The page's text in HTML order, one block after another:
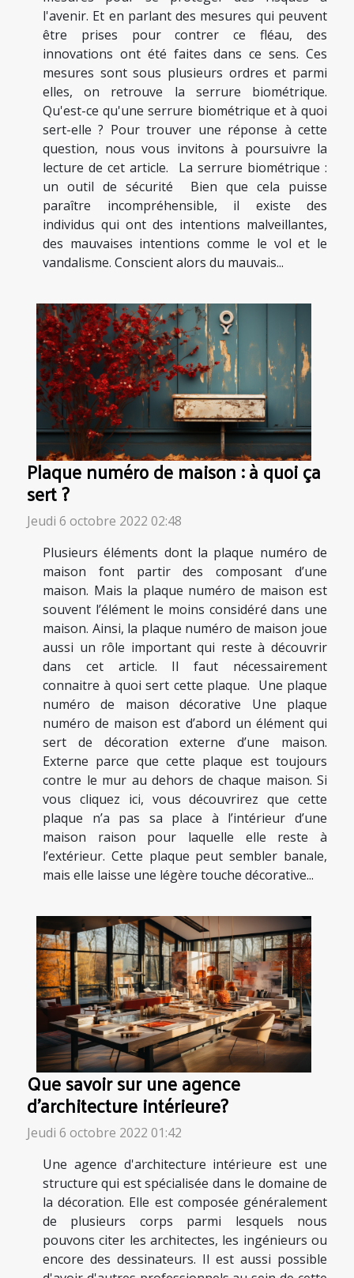
l'avenir. Et en parlant des mesures qui peuvent
être prises pour contrer ce fléau, des
innovations ont été faites dans ce sens. Ces
mesures sont sous plusieurs ordres et parmi
elles, on retrouve la serrure biométrique.
Qu'est-ce qu'une serrure biométrique et à quoi
sert-elle ? Pour trouver une réponse à cette
question, nous vous invitons à poursuivre la
lecture de cet article. La serrure biométrique :
un outil de sécurité Bien que cela puisse
paraître incompréhensible, il existe des
individus qui ont des intentions malveillantes,
des mauvaises intentions comme le vol et le
vandalisme. Conscient alors du mauvais...
Plaque numéro de maison : à quoi ça
sert ?
Jeudi 6 octobre 2022 02:48
Plusieurs éléments dont la plaque numéro de
maison font partir des composant d’une
maison. Mais la plaque numéro de maison est
souvent l’élément le moins considéré dans une
maison. Ainsi, la plaque numéro de maison joue
aussi un rôle important qui reste à découvrir
dans cet article. Il faut nécessairement
connaitre à quoi sert cette plaque. Une plaque
numéro de maison décorative Une plaque
numéro de maison est d’abord un élément qui
sert de décoration externe d’une maison.
Externe parce que cette plaque est toujours
contre le mur au dehors de chaque maison. Si
vous cliquez ici, vous découvrirez que cette
plaque n’a pas sa place à l’intérieur d’une
maison raison pour laquelle elle reste à
l’extérieur. Cette plaque peut sembler banale,
mais elle laisse une légère touche décorative...
Que savoir sur une agence
d'architecture intérieure?
Jeudi 6 octobre 2022 01:42
Une agence d'architecture intérieure est une
structure qui est spécialisée dans le domaine de
la décoration. Elle est composée généralement
de plusieurs corps parmi lesquels nous
pouvons citer les architectes, les ingénieurs ou
encore des dessinateurs. Il est aussi possible